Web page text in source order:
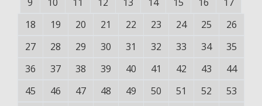
18
19 20 21 22 23 24 25
26
27
28 29 30 31 32 33 34
35
36
37 38 39 40 41 42 43
44
45
46 47 48 49 50 51 52
53